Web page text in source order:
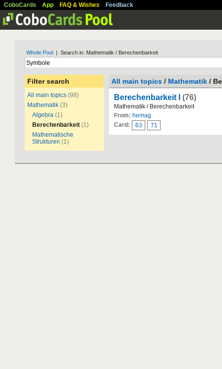
CoboCards App FAQ & Wishes Feedback
Whole Pool | Search in: Mathematik / Berechenbarkeit
Filter search
All main topics (98)
Mathematik (3)
Algebra (1)
Berechenbarkeit (1)
Mathematische
Strukturen (1)
All main topics / Mathematik /
Berechenbarkeit I (76)
Mathematik / Berechenbarkeit
From: hemag
Card:
63 71